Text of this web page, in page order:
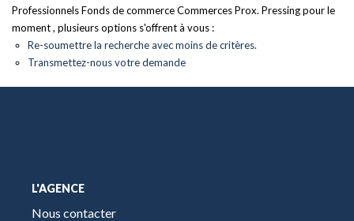
CONTACT
EN
Professionnels Fonds de commerce Commerces Prox. Pressing pour le
moment , plusieurs options s'offrent à vous :
Re-soumettre la recherche avec moins de critères.
Transmettez-nous votre demande
L'AGENCE
Nous contacter